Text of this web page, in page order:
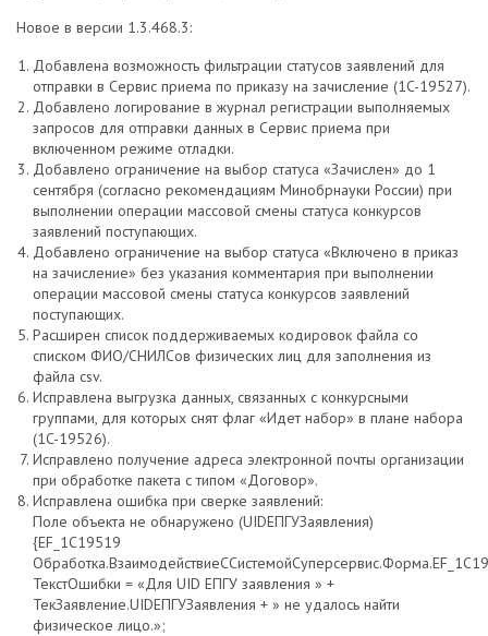
Новое в версии 1.3.468.3:
Добавлена возможность фильтрации статусов заявлений для
отправки в Сервис приема по приказу на зачисление (1C-19527).
Добавлено логирование в журнал регистрации выполняемых
запросов для отправки данных в Сервис приема при
включенном режиме отладки.
Добавлено ограничение на выбор статуса «Зачислен» до 1
сентября (согласно рекомендациям Минобрнауки России) при
выполнении операции массовой смены статуса конкурсов
заявлений поступающих.
Добавлено ограничение на выбор статуса «Включено в приказ
на зачисление» без указания комментария при выполнении
операции массовой смены статуса конкурсов заявлений
поступающих.
Расширен список поддерживаемых кодировок файла со
списком ФИО/СНИЛСов физических лиц для заполнения из
файла csv.
Исправлена выгрузка данных, связанных с конкурсными
группами, для которых снят флаг «Идет набор» в плане набора
(1C-19526).
Исправлено получение адреса электронной почты организации
при обработке пакета с типом «Договор».
Исправлена ошибка при сверке заявлений:
Поле объекта не обнаружено (UIDЕПГУЗаявления)
{EF_1C19519
ТекстОшибки = «Для UID ЕПГУ заявления » +
ТекЗаявление.UIDЕПГУЗаявления + » не удалось найти
физическое лицо.»;